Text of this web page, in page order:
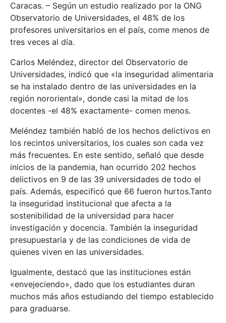
Caracas. – Según un estudio realizado por la ONG
Observatorio de Universidades, el 48% de los
profesores universitarios en el país, come menos de
tres veces al día.
Carlos Meléndez, director del Observatorio de
Universidades, indicó que «la inseguridad alimentaria
se ha instalado dentro de las universidades en la
región nororiental», donde casi la mitad de los
docentes -el 48% exactamente- comen menos.
Meléndez también habló de los hechos delictivos en
los recintos universitarios, los cuales son cada vez
más frecuentes. En este sentido, señaló que desde
inicios de la pandemia, han ocurrido 202 hechos
delictivos en 9 de las 39 universidades de todo el
país. Además, especificó que 66 fueron hurtos.Tanto
la inseguridad institucional que afecta a la
sostenibilidad de la universidad para hacer
investigación y docencia. También la inseguridad
presupuestaria y de las condiciones de vida de
quienes viven en las universidades.
Igualmente, destacó que las instituciones están
«envejeciendo», dado que los estudiantes duran
muchos más años estudiando del tiempo establecido
para graduarse.